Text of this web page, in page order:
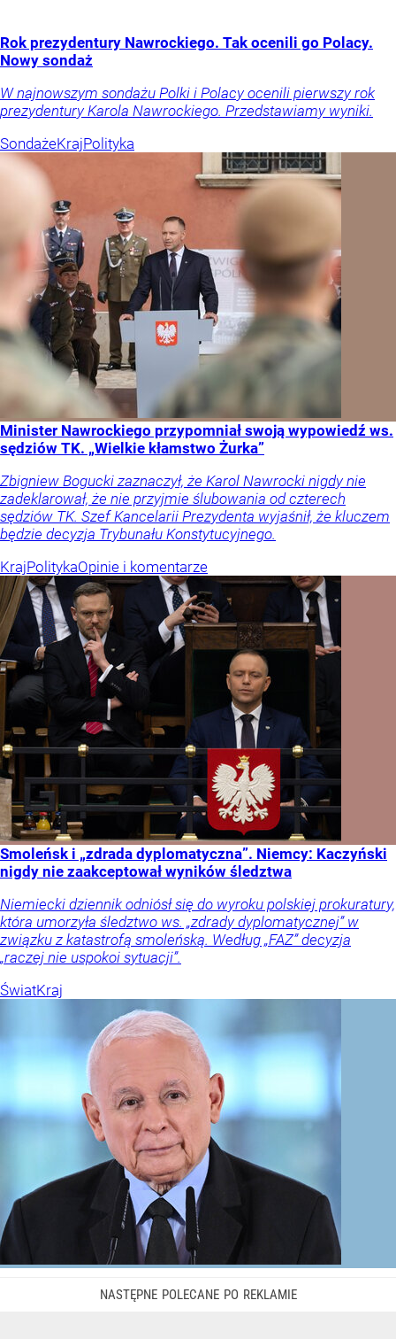
Rok prezydentury Nawrockiego. Tak ocenili go Polacy.
Nowy sondaż
W najnowszym sondażu Polki i Polacy ocenili pierwszy rok
prezydentury Karola Nawrockiego. Przedstawiamy wyniki.
SondażeKrajPolityka
Minister Nawrockiego przypomniał swoją wypowiedź ws.
sędziów TK. „Wielkie kłamstwo Żurka”
Zbigniew Bogucki zaznaczył, że Karol Nawrocki nigdy nie
zadeklarował, że nie przyjmie ślubowania od czterech
sędziów TK. Szef Kancelarii Prezydenta wyjaśnił, że kluczem
będzie decyzja Trybunału Konstytucyjnego.
KrajPolitykaOpinie i komentarze
Smoleńsk i „zdrada dyplomatyczna”. Niemcy: Kaczyński
nigdy nie zaakceptował wyników śledztwa
Niemiecki dziennik odniósł się do wyroku polskiej prokuratury,
która umorzyła śledztwo ws. „zdrady dyplomatycznej” w
związku z katastrofą smoleńską. Według „FAZ” decyzja
„raczej nie uspokoi sytuacji”.
ŚwiatKraj